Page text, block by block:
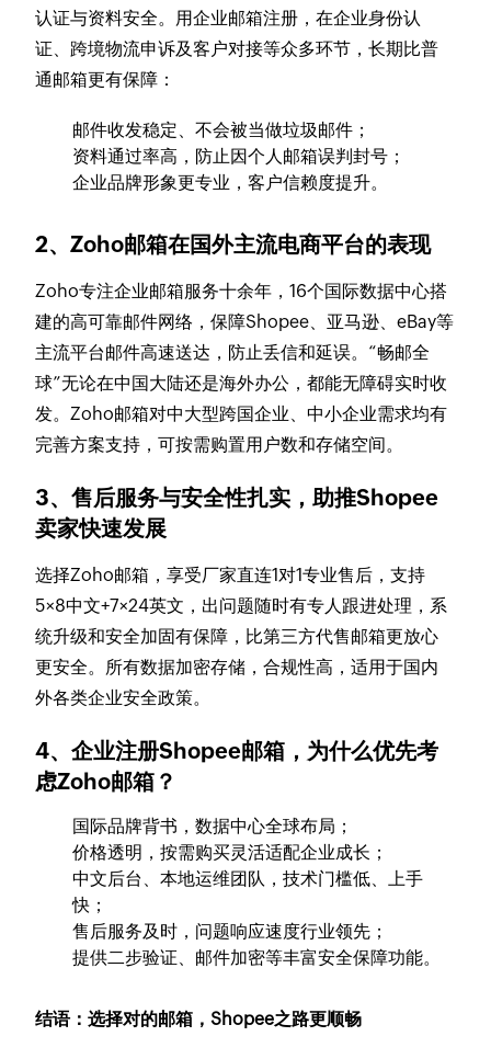
认证与资料安全。用企业邮箱注册，在企业身份认
证、跨境物流申诉及客户对接等众多环节，长期比普
通邮箱更有保障：
邮件收发稳定、不会被当做垃圾邮件；
资料通过率高，防止因个人邮箱误判封号；
企业品牌形象更专业，客户信赖度提升。
2、Zoho邮箱在国外主流电商平台的表现
Zoho专注企业邮箱服务十余年，16个国际数据中心搭
建的高可靠邮件网络，保障Shopee、亚马逊、eBay等
主流平台邮件高速送达，防止丢信和延误。“畅邮全
球”无论在中国大陆还是海外办公，都能无障碍实时收
发。Zoho邮箱对中大型跨国企业、中小企业需求均有
完善方案支持，可按需购置用户数和存储空间。
3、售后服务与安全性扎实，助推Shopee
卖家快速发展
选择Zoho邮箱，享受厂家直连1对1专业售后，支持
5×8中文+7×24英文，出问题随时有专人跟进处理，系
统升级和安全加固有保障，比第三方代售邮箱更放心
更安全。所有数据加密存储，合规性高，适用于国内
外各类企业安全政策。
4、企业注册Shopee邮箱，为什么优先考
虑Zoho邮箱？
国际品牌背书，数据中心全球布局；
价格透明，按需购买灵活适配企业成长；
中文后台、本地运维团队，技术门槛低、上手
快；
售后服务及时，问题响应速度行业领先；
提供二步验证、邮件加密等丰富安全保障功能。
结语：选择对的邮箱，Shopee之路更顺畅